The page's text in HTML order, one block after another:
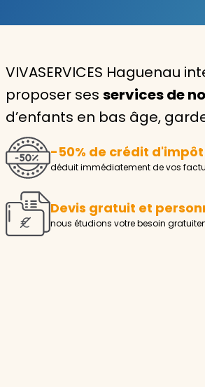
Aide à la personne
Seniors
Handicaps
Voir tous les services
VIVASERVICES Haguenau
proposer ses services de
d’enfants en bas âge,
-50% de crédit d'impôt
déduit immédiatement de vos
Devis gratuit et
nous étudions votre besoin